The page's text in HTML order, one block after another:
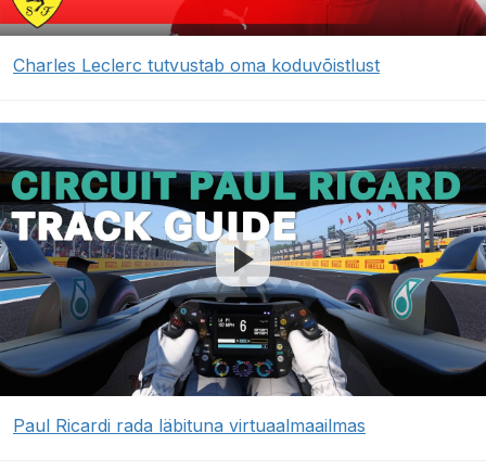
Charles Leclerc tutvustab oma koduvõistlust
Paul Ricardi rada läbituna virtuaalmaailmas